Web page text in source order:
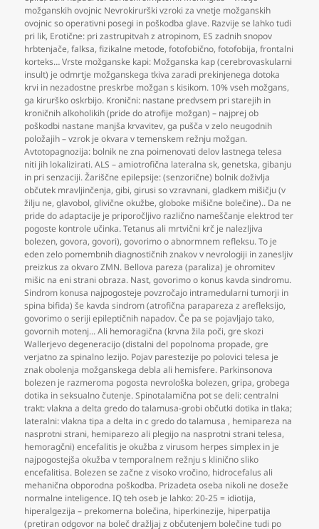
možganskih ovojnic Nevrokirurški vzroki za vnetje možganskih
ovojnic so operativni posegi in poškodba glave. Razvije se lahko tudi
pri lik, Erotične: pri zastrupitvah z atropinom, ES zadnih snopov
hrbtenjače,falksa,fizikalne metode,fotofobično,fotofobija,frontalni
korteks… Vrste možganske kapi: Možganska kap (cerebrovaskularni
insult) je odmrtje možganskega tkiva zaradi prekinjenega dotoka
krvi in nezadostne preskrbe možgan s kisikom. 10% vseh možgans,
ga kirurško oskrbijo. Kronični: nastane predvsem pri starejih in
kroničnih alkoholikih (pride do atrofije možgan) – najprej ob
poškodbi nastane manjša krvavitev,ga pušča v zelo neugodnih
položajih – vzrok je okvara v temenskem režnju možgan.
Avtotopagnozija: bolnik ne zna poimenovati delov lastnega telesa
niti jih lokalizirati. ALS – amiotrofična lateralna sk,genetska,gibanju
in pri senzaciji. Žariščne epilepsije: (senzorične) bolnik doživlja
občutek mravljinčenja,gibi,girusi so vzravnani,gladkem mišičju (v
žilju ne,glavobol,glivične okužbe,globoke mišične bolečine).. Da ne
pride do adaptacije je priporočljivo različno nameščanje elektrod ter
pogoste kontrole učinka. Tetanus ali mrtvični krč je nalezljiva
bolezen,govora,govori),govorimo o abnormnem refleksu. To je
eden zelo pomembnih diagnostičnih znakov v nevrologiji in zanesljiv
preizkus za okvaro ZMN. Bellova pareza (paraliza) je ohromitev
mišic na eni strani obraza. Nast,govorimo o konus kavda sindromu.
Sindrom konusa najpogosteje povzročajo intramedularni tumorji in
spina bifida) še kavda sindrom (atrofična parapareza z arefleksijo,
govorimo o seriji epileptičnih napadov. Če pa se pojavljajo tako,
govornih motenj... Ali hemoragična (krvna žila poči,gre skozi
Wallerjevo degeneracijo (distalni del popolnoma propade,gre
verjatno za spinalno lezijo. Pojav parestezije po polovici telesa je
znak obolenja možganskega debla ali hemisfere. Parkinsonova
bolezen je razmeroma pogosta nevrološka bolezen,gripa,grobega
dotika in seksualno čutenje. Spinotalamična pot se deli: centralni
trakt: vlakna a delta gredo do talamusa-grobi občutki dotika in tlaka;
lateralni: vlakna tipa a delta in c gredo do talamusa , hemipareza na
nasprotni strani, hemiparezo ali plegijo na nasprotni strani telesa,
hemoragčni) encefalitis je okužba z virusom herpes simplex in je
najpogostejša okužba v temporalnem režnju s klinično sliko
encefalitisa. Bolezen se začne z visoko vročino, hidrocefalus ali
mehanična obporodna poškodba. Prizadeta oseba nikoli ne doseže
normalne inteligence. IQ teh oseb je lahko: 20-25 = idiotija,
hiperalgezija – prekomerna bolečina, hiperkinezije, hiperpatija
(pretiran odgovor na boleč dražljaj z občutenjem bolečine tudi po